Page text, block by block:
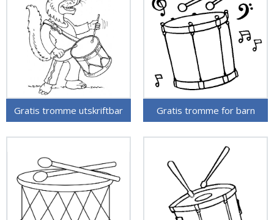
Gratis tromme utskriftbar Gratis tromme for barn